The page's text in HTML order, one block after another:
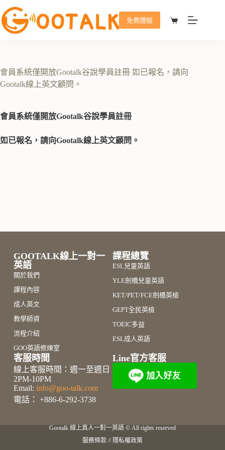
免費體驗
會員系統僅開放Gootalk谷說學員註冊 如已報名，請向
Gootalk線上英文顧問。
會員系統僅開放Gootalk谷說學員註冊
如已報名，請向Gootalk線上英文顧問。
GOOTALK線上一對一
英語
關於我們
課程內容
成人英文
教學師資
流程介紹
GOO英語修煉室
課程總覽
ESL兒童英語
YLE劍橋兒童英語
KET/PET/FCE劍橋英檢
GEPT全民英檢
TOEIC多益
ESL成人英語
客服時間
線上客服時間：週一至週日
2PM-10PM
Email: info@goo-talk.com
電話： +886-6-292-3738
Line官方客服
Gootalk 線上真人一對一英語© All rights reserved
服務條款// 隱私權政策